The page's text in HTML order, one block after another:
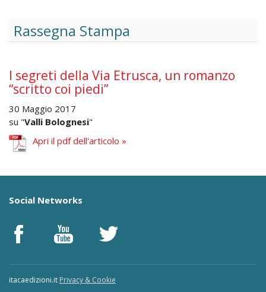
Rassegna Stampa
I segreti della Via Etrusca, un romanzo
“scritto coi piedi”
30 Maggio 2017
su "Valli Bolognesi"
Apri il pdf dell'articolo »
Social Networks
itacaedizioni.it Privacy & Cookie